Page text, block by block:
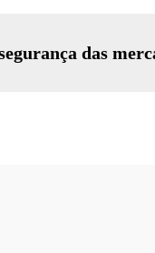
das